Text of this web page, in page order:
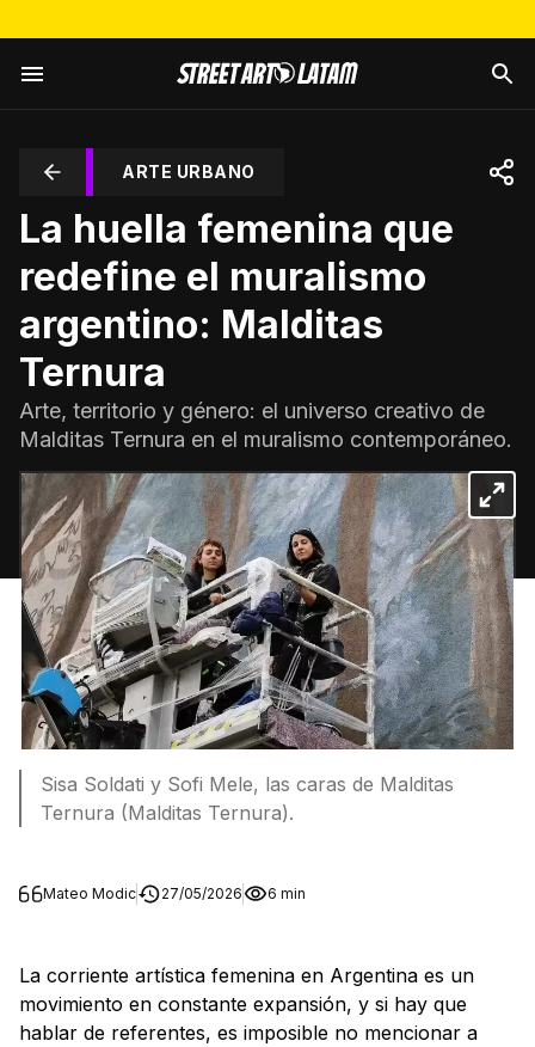
ARTE URBANO
La huella femenina que
redefine el muralismo
argentino: Malditas
Ternura
Arte, territorio y género: el universo creativo de
Malditas Ternura en el muralismo contemporáneo.
Sisa Soldati y Sofi Mele, las caras de Malditas
Ternura (Malditas Ternura).
Mateo Modic 27/05/2026 6 min
La corriente artística femenina en Argentina es un
movimiento en constante expansión, y si hay que
hablar de referentes, es imposible no mencionar a